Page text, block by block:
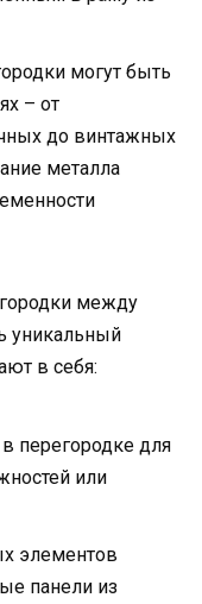
могут быть
– от
до винтажных
металла
между
уникальный
в себя:
перегородке для
или
элементов
панели из